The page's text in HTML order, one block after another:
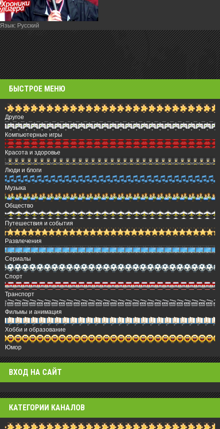
Язык: Русский
БЫСТРОЕ МЕНЮ
Другое
Компьютерные игры
Красота и здоровье
Люди и блоги
Музыка
Общество
Путешествия и события
Развлечения
Сериалы
Спорт
Транспорт
Фильмы и анимация
Хобби и образование
Юмор
ВХОД НА САЙТ
КАТЕГОРИИ КАНАЛОВ